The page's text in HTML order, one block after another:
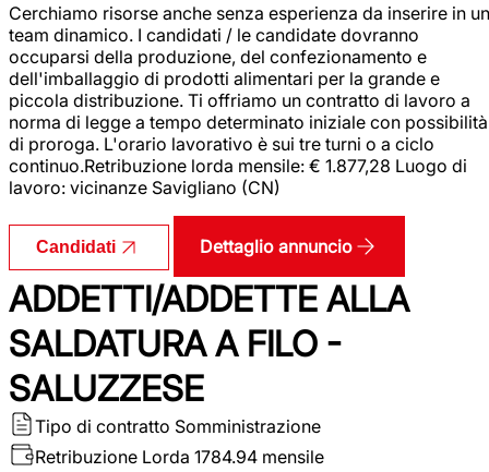
Cerchiamo risorse anche senza esperienza da inserire in un
team dinamico. I candidati / le candidate dovranno
occuparsi della produzione, del confezionamento e
dell'imballaggio di prodotti alimentari per la grande e
piccola distribuzione. Ti offriamo un contratto di lavoro a
norma di legge a tempo determinato iniziale con possibilità
di proroga. L'orario lavorativo è sui tre turni o a ciclo
continuo.Retribuzione lorda mensile: € 1.877,28 Luogo di
lavoro: vicinanze Savigliano (CN)
Candidati Dettaglio annuncio
ADDETTI/ADDETTE ALLA
SALDATURA A FILO -
SALUZZESE
Tipo di contratto Somministrazione
Retribuzione Lorda 1784.94 mensile